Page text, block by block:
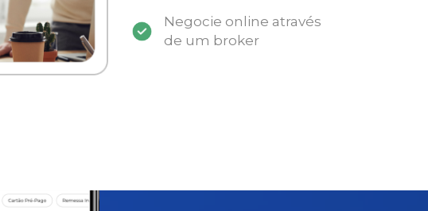
Negocie online através
de um broker